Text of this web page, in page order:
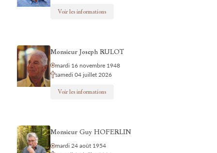
Voir les informations
Monsieur Joseph RULOT
mardi 16 novembre 1948
samedi 04 juillet 2026
Voir les informations
Monsieur Guy HOFERLIN
mardi 24 août 1954